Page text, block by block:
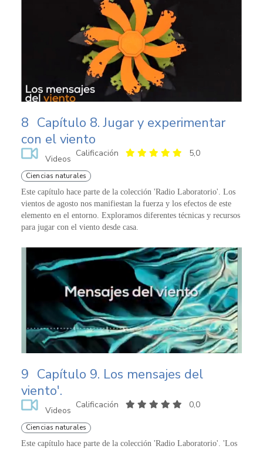
8 Capítulo 8. Jugar y experimentar
con el viento
Videos
Calificación 5,0
Ciencias naturales
Este capítulo hace parte de la colección 'Radio Laboratorio'. Los
vientos de agosto nos manifiestan la fuerza y los efectos de este
elemento en el entorno. Exploramos diferentes técnicas y recursos
para jugar con el viento desde casa.
9 Capítulo 9. Los mensajes del
viento'.
Videos
Calificación 0,0
Ciencias naturales
Este capítulo hace parte de la colección 'Radio Laboratorio'. 'Los